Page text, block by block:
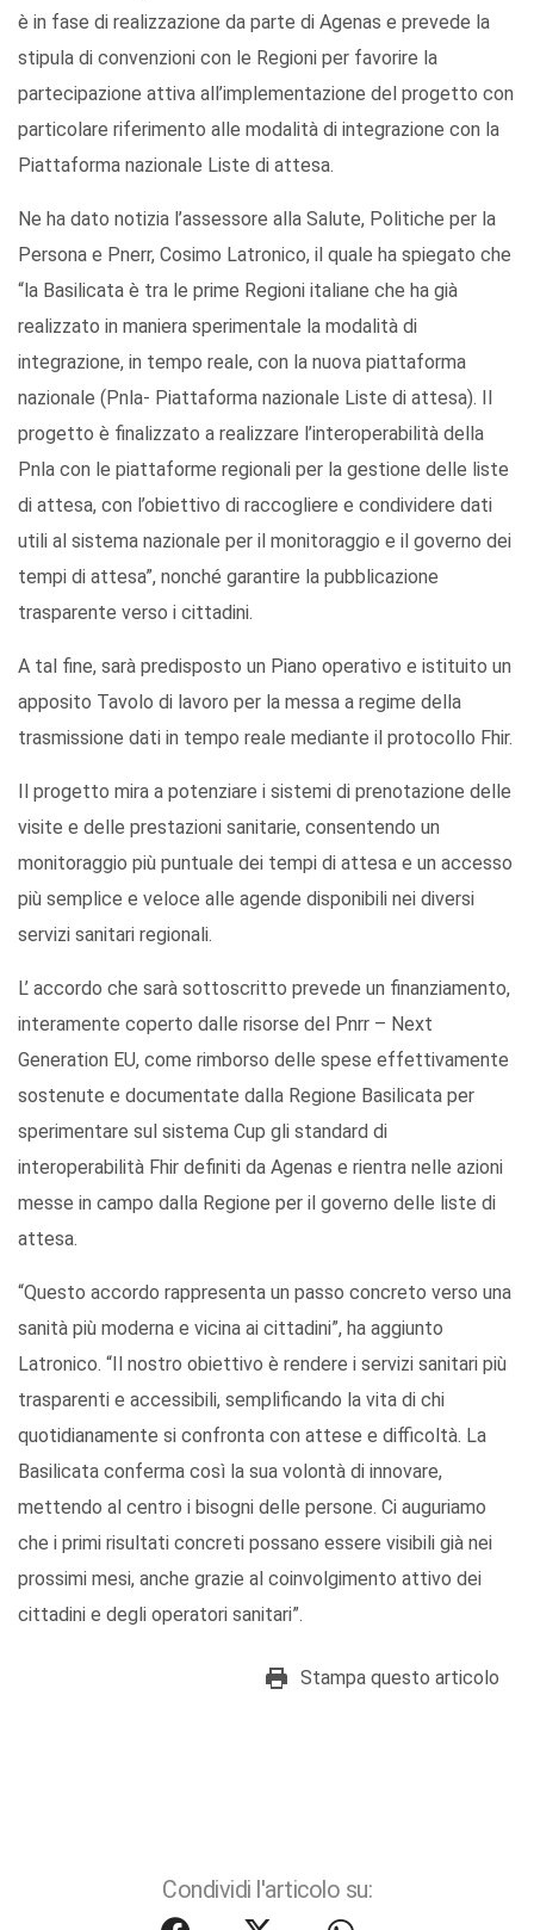
è in fase di realizzazione da parte di Agenas e prevede la
stipula di convenzioni con le Regioni per favorire la
partecipazione attiva all’implementazione del progetto con
particolare riferimento alle modalità di integrazione con la
Piattaforma nazionale Liste di attesa.
Ne ha dato notizia l’assessore alla Salute, Politiche per la
Persona e Pnerr, Cosimo Latronico, il quale ha spiegato che
“la Basilicata è tra le prime Regioni italiane che ha già
realizzato in maniera sperimentale la modalità di
integrazione, in tempo reale, con la nuova piattaforma
nazionale (Pnla- Piattaforma nazionale Liste di attesa). Il
progetto è finalizzato a realizzare l’interoperabilità della
Pnla con le piattaforme regionali per la gestione delle liste
di attesa, con l’obiettivo di raccogliere e condividere dati
utili al sistema nazionale per il monitoraggio e il governo dei
tempi di attesa”, nonché garantire la pubblicazione
trasparente verso i cittadini.
A tal fine, sarà predisposto un Piano operativo e istituito un
apposito Tavolo di lavoro per la messa a regime della
trasmissione dati in tempo reale mediante il protocollo Fhir.
Il progetto mira a potenziare i sistemi di prenotazione delle
visite e delle prestazioni sanitarie, consentendo un
monitoraggio più puntuale dei tempi di attesa e un accesso
più semplice e veloce alle agende disponibili nei diversi
servizi sanitari regionali.
L’ accordo che sarà sottoscritto prevede un finanziamento,
interamente coperto dalle risorse del Pnrr – Next
Generation EU, come rimborso delle spese effettivamente
sostenute e documentate dalla Regione Basilicata per
sperimentare sul sistema Cup gli standard di
interoperabilità Fhir definiti da Agenas e rientra nelle azioni
messe in campo dalla Regione per il governo delle liste di
attesa.
“Questo accordo rappresenta un passo concreto verso una
sanità più moderna e vicina ai cittadini”, ha aggiunto
Latronico. “Il nostro obiettivo è rendere i servizi sanitari più
trasparenti e accessibili, semplificando la vita di chi
quotidianamente si confronta con attese e difficoltà. La
Basilicata conferma così la sua volontà di innovare,
mettendo al centro i bisogni delle persone. Ci auguriamo
che i primi risultati concreti possano essere visibili già nei
prossimi mesi, anche grazie al coinvolgimento attivo dei
cittadini e degli operatori sanitari”.
Stampa questo articolo
Condividi l'articolo su: